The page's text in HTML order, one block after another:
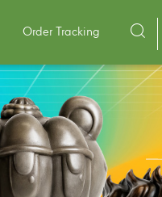
Order Tracking